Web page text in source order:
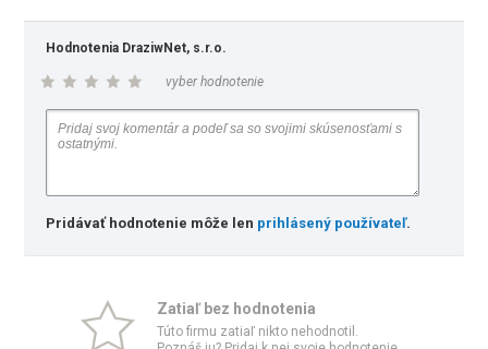
Hodnotenia DraziwNet, s.r.o.
vyber hodnotenie
Pridávať hodnotenie môže len prihlásený používateľ.
Zatiaľ bez hodnotenia
Túto firmu zatiaľ nikto nehodnotil.